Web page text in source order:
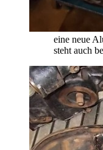
eine neue
steht auch